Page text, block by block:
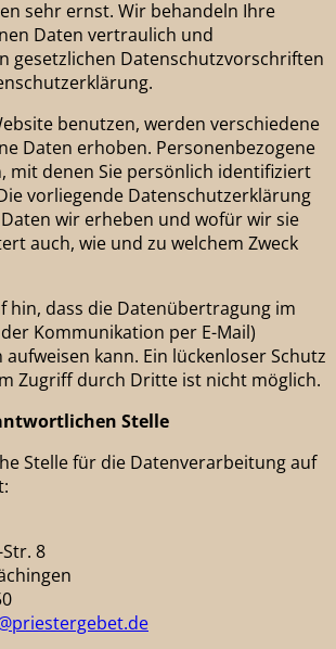
sehr ernst. Wir behandeln Ihre
Daten vertraulich und
gesetzlichen Datenschutzvorschriften
benutzen, werden verschiedene
Daten erhoben. Personenbezogene
mit denen Sie persönlich identifiziert
vorliegende Datenschutzerklärung
wir erheben und wofür wir sie
auch, wie und zu welchem Zweck
hin, dass die Datenübertragung im
Kommunikation per E-Mail)
kann. Ein lückenloser Schutz
Zugriff durch Dritte ist nicht möglich.
Stelle
Stelle für die Datenverarbeitung auf
8